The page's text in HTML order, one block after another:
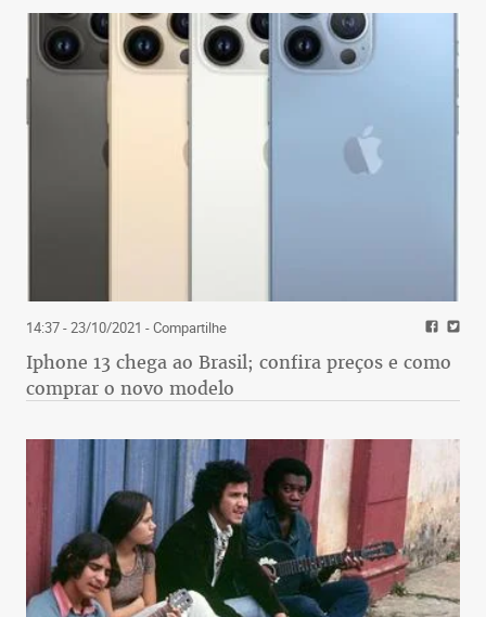
14:37 - 23/10/2021 - Compartilhe
Iphone 13 chega ao Brasil; confira preços e como
comprar o novo modelo